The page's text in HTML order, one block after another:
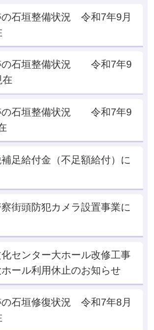
石垣整備状況 令和7年9月
の石垣整備状況 令和7年9
在
の石垣整備状況 令和7年9
足給付金（不足額給付）に
街頭防犯カメラ設置事業に
センター大ホール改修工事
ール利用休止のお知らせ
石垣修復状況 令和7年8月